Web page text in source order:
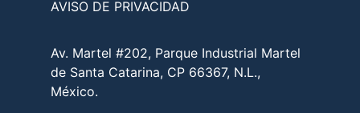
AVISO DE PRIVACIDAD
Av. Martel #202, Parque Industrial Martel
de Santa Catarina, CP 66367, N.L.,
México.